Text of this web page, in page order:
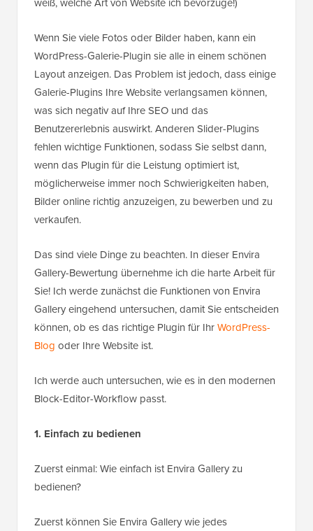
Wenn Sie viele Fotos oder Bilder haben, kann ein
WordPress-Galerie-Plugin sie alle in einem schönen
Layout anzeigen. Das Problem ist jedoch, dass einige
Galerie-Plugins Ihre Website verlangsamen können,
was sich negativ auf Ihre SEO und das
Benutzererlebnis auswirkt. Anderen Slider-Plugins
fehlen wichtige Funktionen, sodass Sie selbst dann,
wenn das Plugin für die Leistung optimiert ist,
möglicherweise immer noch Schwierigkeiten haben,
Bilder online richtig anzuzeigen, zu bewerben und zu
verkaufen.
Das sind viele Dinge zu beachten. In dieser Envira
Gallery-Bewertung übernehme ich die harte Arbeit für
Sie! Ich werde zunächst die Funktionen von Envira
Gallery eingehend untersuchen, damit Sie entscheiden
können, ob es das richtige Plugin für IhrWordPress-
Blog oder Ihre Website ist.
Ich werde auch untersuchen, wie es in den modernen
Block-Editor-Workflow passt.
1. Einfach zu bedienen
Zuerst einmal: Wie einfach ist Envira Gallery zu
bedienen?
Zuerst können Sie Envira Gallery wie jedes